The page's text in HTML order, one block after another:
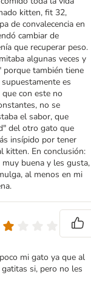
kitten, fit 32,
de convalecencia en
cambiar de
que recuperar peso.
algunas veces y
porque también tiene
es
con este no
no se
el sabor, que
del otro gato que
insípido por tener
kitten. En conclusión:
buena y les gusta,
al menos en mi
mi gato ya que al
si, pero no les